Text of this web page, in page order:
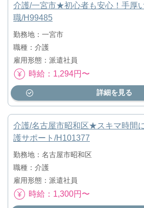
介護/一宮市★初心者も安心！手厚
職/H99485
勤務地：一宮市
職種：介護
雇用形態：派遣社員
時給：1,294円〜
詳細を見る
介護/名古屋市昭和区★スキマ時間
護サポート/H101377
勤務地：名古屋市昭和区
職種：介護
雇用形態：派遣社員
時給：1,300円〜